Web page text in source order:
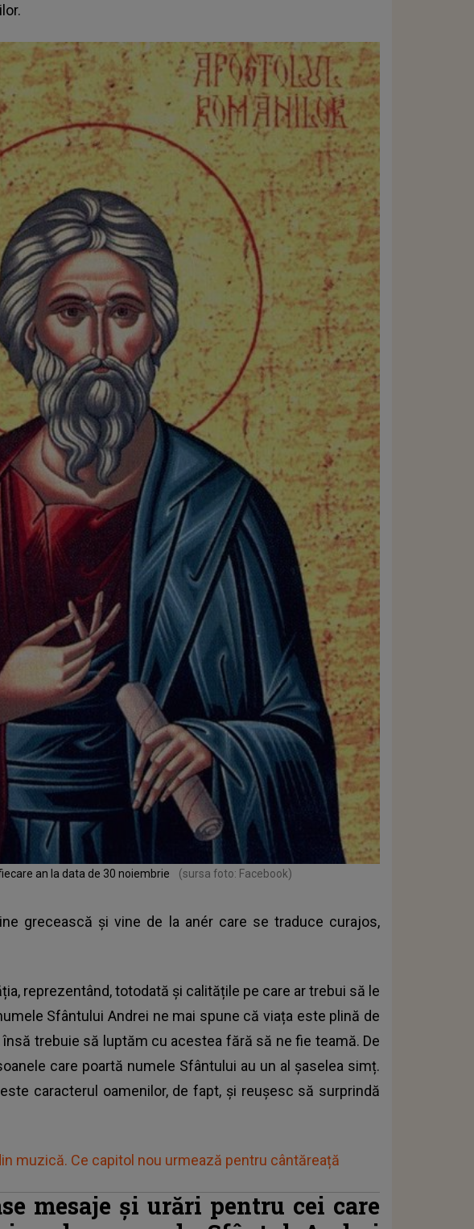
an la data de 30 noiembrie (sursa foto: Facebook)
grecească și vine de la anér care se traduce curajos,
reprezentând, totodată și calitățile pe care ar trebui să le
Sfântului Andrei ne mai spune că viața este plină de
trebuie să luptăm cu acestea fără să ne fie teamă. De
care poartă numele Sfântului au un al șaselea simț.
caracterul oamenilor, de fapt, și reușesc să surprindă
muzică. Ce capitol nou urmează pentru cântăreață
mesaje și urări pentru cei care